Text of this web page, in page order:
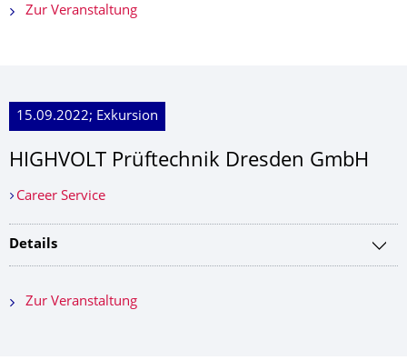
Zur Veranstaltung
15.09.2022; Exkursion
HIGHVOLT Prüftechnik Dresden GmbH
Career Service
Details
Zur Veranstaltung